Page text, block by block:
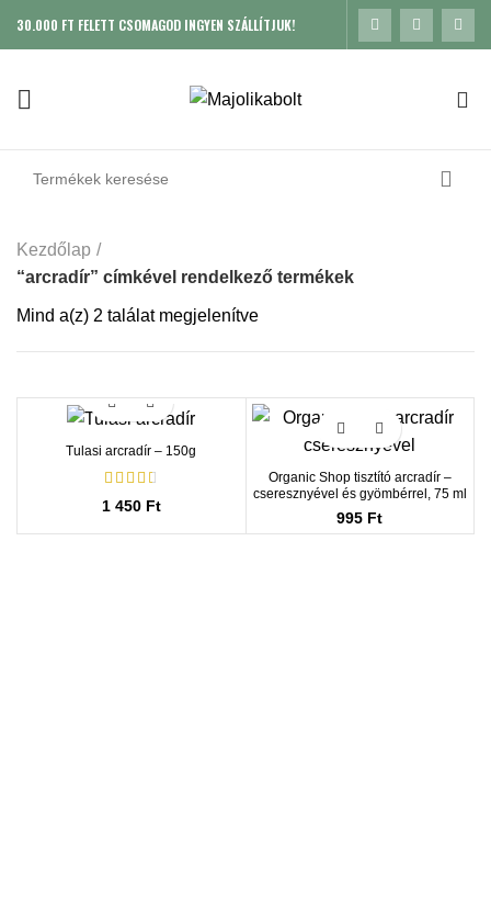
30.000 FT FELETT CSOMAGOD INGYEN SZÁLLÍTJUK!
Kezdőlap
“arcradír” címkével rendelkező termékek
Mind a(z) 2 találat megjelenítve
Tulasi arcradír – 150g
1 450 Ft
Organic Shop tisztító arcradír –
cseresznyével és gyömbérrel, 75 ml
995 Ft